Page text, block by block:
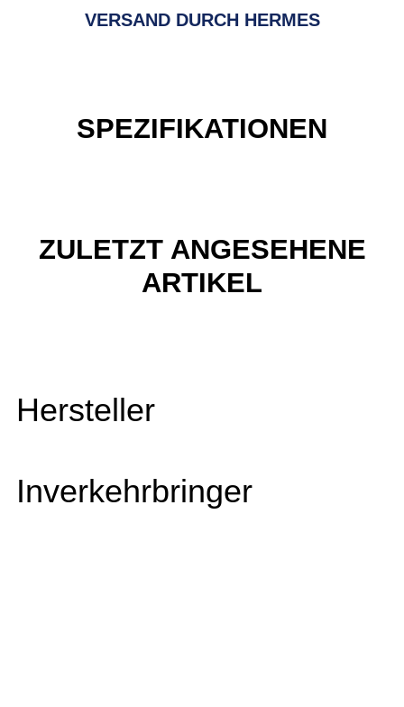
VERSAND DURCH HERMES
SPEZIFIKATIONEN
ZULETZT ANGESEHENE
ARTIKEL
Hersteller
Inverkehrbringer